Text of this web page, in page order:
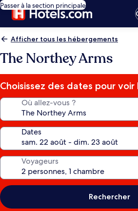
Passer à la section principale
Afficher tous les hébergements
The Northey Arms
Choisissez des dates pour voir
Où allez-vous ?
Dates
Voyageurs
Rechercher